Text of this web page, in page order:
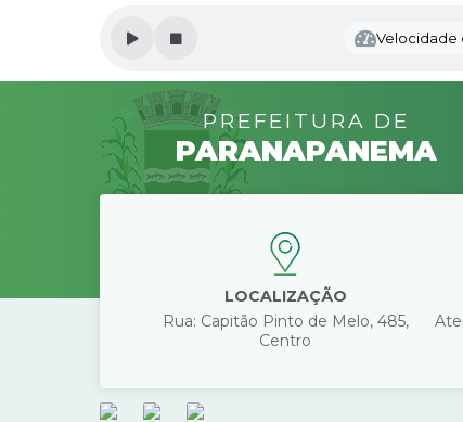
Velocidade
PREFEITURA DE
PARANAPANEMA
LOCALIZAÇÃO
Rua: Capitão Pinto de Melo, 485,
Centro